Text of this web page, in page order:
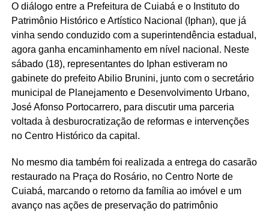
O diálogo entre a Prefeitura de Cuiabá e o Instituto do
Patrimônio Histórico e Artístico Nacional (Iphan), que já
vinha sendo conduzido com a superintendência estadual,
agora ganha encaminhamento em nível nacional. Neste
sábado (18), representantes do Iphan estiveram no
gabinete do prefeito Abilio Brunini, junto com o secretário
municipal de Planejamento e Desenvolvimento Urbano,
José Afonso Portocarrero, para discutir uma parceria
voltada à desburocratização de reformas e intervenções
no Centro Histórico da capital.
No mesmo dia também foi realizada a entrega do casarão
restaurado na Praça do Rosário, no Centro Norte de
Cuiabá, marcando o retorno da família ao imóvel e um
avanço nas ações de preservação do patrimônio